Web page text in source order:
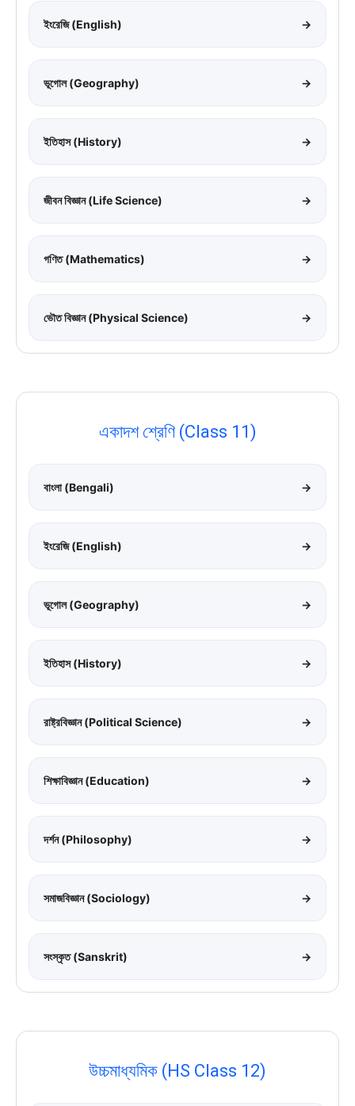
ইংরেজি (English) →
ভূগোল (Geography) →
ইতিহাস (History) →
জীবন বিজ্ঞান (Life Science) →
গণিত (Mathematics) →
ভৌত বিজ্ঞান (Physical Science) →
একাদশ শ্রেণি (Class 11)
বাংলা (Bengali) →
ইংরেজি (English) →
ভূগোল (Geography) →
ইতিহাস (History) →
রাষ্ট্রবিজ্ঞান (Political Science) →
শিক্ষাবিজ্ঞান (Education) →
দর্শন (Philosophy) →
সমাজবিজ্ঞান (Sociology) →
সংস্কৃত (Sanskrit) →
উচ্চমাধ্যমিক (HS Class 12)